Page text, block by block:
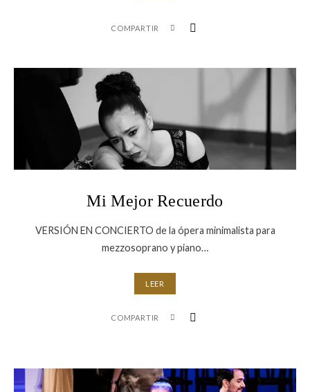
COMPARTIR
Mi Mejor Recuerdo
VERSIÓN EN CONCIERTO de la ópera minimalista para
mezzosoprano y piano…
LEER
COMPARTIR